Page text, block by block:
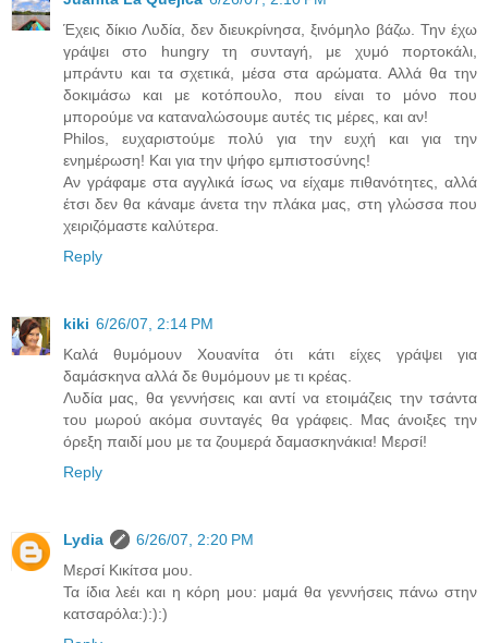
Έχεις δίκιο Λυδία, δεν διευκρίνησα, ξινόμηλο βάζω. Την έχω
γράψει στο hungry τη συνταγή, με χυμό πορτοκάλι,
μπράντυ και τα σχετικά, μέσα στα αρώματα. Αλλά θα την
δοκιμάσω και με κοτόπουλο, που είναι το μόνο που
μπορούμε να καταναλώσουμε αυτές τις μέρες, και αν!
Philos, ευχαριστούμε πολύ για την ευχή και για την
ενημέρωση! Και για την ψήφο εμπιστοσύνης!
Αν γράφαμε στα αγγλικά ίσως να είχαμε πιθανότητες, αλλά
έτσι δεν θα κάναμε άνετα την πλάκα μας, στη γλώσσα που
χειριζόμαστε καλύτερα.
Reply
kiki 6/26/07, 2:14 PM
Καλά θυμόμουν Χουανίτα ότι κάτι είχες γράψει για
δαμάσκηνα αλλά δε θυμόμουν με τι κρέας.
Λυδία μας, θα γεννήσεις και αντί να ετοιμάζεις την τσάντα
του μωρού ακόμα συνταγές θα γράφεις. Μας άνοιξες την
όρεξη παιδί μου με τα ζουμερά δαμασκηνάκια! Μερσί!
Reply
Lydia
6/26/07, 2:20 PM
Μερσί Κικίτσα μου.
Τα ίδια λεέι και η κόρη μου: μαμά θα γεννήσεις πάνω στην
κατσαρόλα:):):)